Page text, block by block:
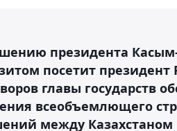
президента
посетит
главы государств
всеобъемлющего
между Казахстаном